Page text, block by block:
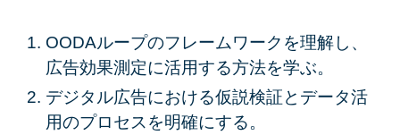
OODAループのフレームワークを理解し、
広告効果測定に活用する方法を学ぶ。
デジタル広告における仮説検証とデータ活
用のプロセスを明確にする。